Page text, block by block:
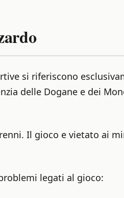
si riferiscono
delle Dogane e dei
Il gioco e vietato ai
legati al gioco: